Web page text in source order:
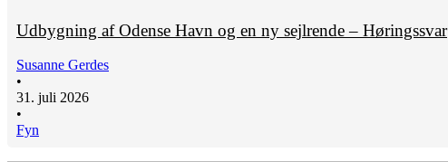
Udbygning af Odense Havn og en ny sejlrende – Høringssvar
Susanne Gerdes
•
31. juli 2026
•
Fyn